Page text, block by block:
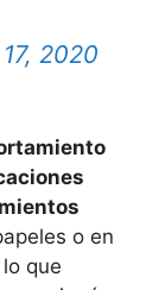
2020
o en
que